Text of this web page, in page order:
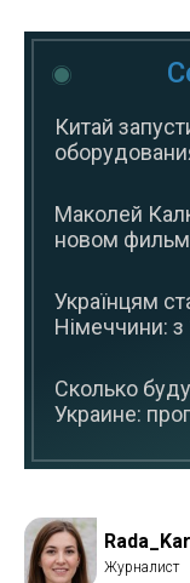
Китай
Маколей
новом
Українцям
Німеччини: з
Сколько
Украине: